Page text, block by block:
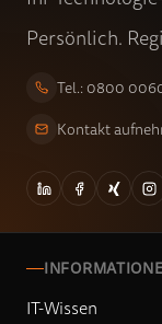
Persönlich.
Tel.: 0800
Kontakt
IT-Wissen